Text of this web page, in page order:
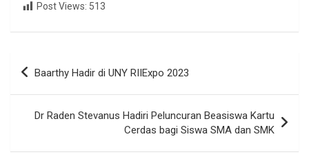
Post Views: 513
Navigasi
Baarthy Hadir di UNY RIIExpo 2023
Dr Raden Stevanus Hadiri Peluncuran Beasiswa Kartu
Cerdas bagi Siswa SMA dan SMK